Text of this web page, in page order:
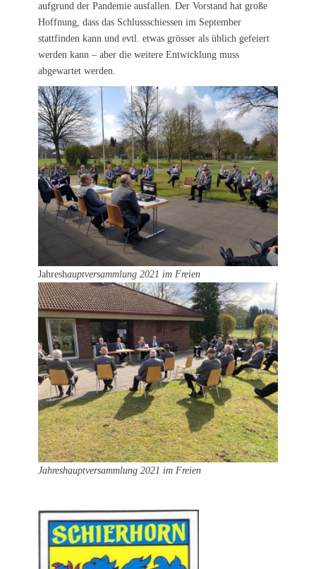
aufgrund der Pandemie ausfallen. Der Vorstand hat große
Hoffnung, dass das Schlussschiessen im September
stattfinden kann und evtl. etwas grösser als üblich gefeiert
werden kann – aber die weitere Entwicklung muss
abgewartet werden.
Jahreshauptversammlung 2021 im Freien
Jahreshauptversammlung 2021 im Freien